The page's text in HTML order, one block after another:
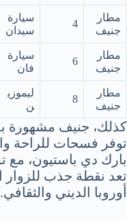
مطار
جنيف
4
سيارة
سيدان
مطار
جنيف
6
سيارة
فان
مطار
جنيف
8
ليموزي
ن
كذلك، جنيف مشهورة
توفر فسحات للراحة
بارك دي باستيون، مع
تعد نقطة جذب للزوار
أوروبا الديني والثقافي.